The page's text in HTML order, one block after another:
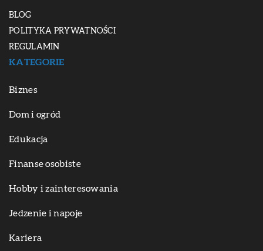
BLOG
POLITYKA PRYWATNOŚCI
REGULAMIN
KATEGORIE
Biznes
Dom i ogród
Edukacja
Finanse osobiste
Hobby i zainteresowania
Jedzenie i napoje
Kariera